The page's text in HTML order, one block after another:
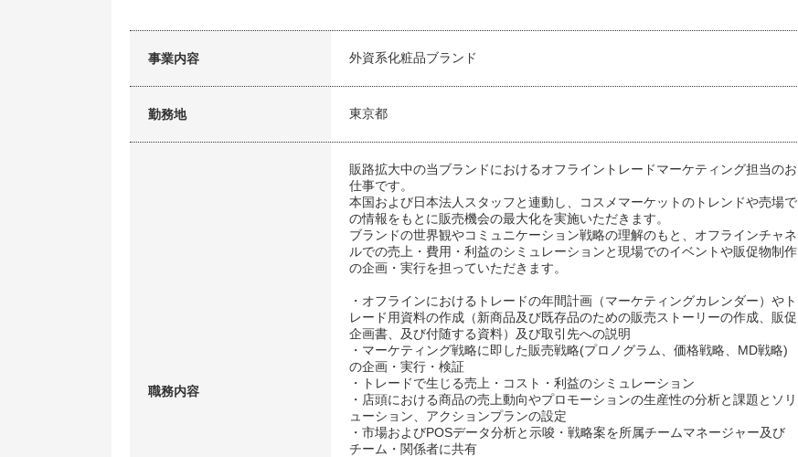
事業内容 外資系化粧品ブランド
勤務地 東京都
職務内容
販路拡大中の当ブランドにおけるオフライントレードマーケティング担当のお
仕事です。
本国および日本法人スタッフと連動し、コスメマーケットのトレンドや売場で
の情報をもとに販売機会の最大化を実施いただきます。
ブランドの世界観やコミュニケーション戦略の理解のもと、オフラインチャネ
ルでの売上・費用・利益のシミュレーションと現場でのイベントや販促物制作
の企画・実行を担っていただきます。
・オフラインにおけるトレードの年間計画（マーケティングカレンダー）やト
レード用資料の作成（新商品及び既存品のための販売ストーリーの作成、販促
企画書、及び付随する資料）及び取引先への説明
・マーケティング戦略に即した販売戦略(プロノグラム、価格戦略、MD戦略)
の企画・実行・検証
・トレードで生じる売上・コスト・利益のシミュレーション
・店頭における商品の売上動向やプロモーションの生産性の分析と課題とソリ
ューション、アクションプランの設定
・市場およびPOSデータ分析と示唆・戦略案を所属チームマネージャー及び
チーム・関係者に共有